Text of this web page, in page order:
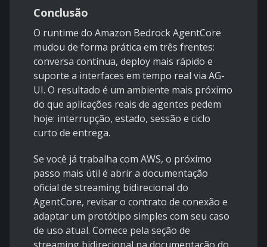
Conclusão
O runtime do Amazon Bedrock AgentCore
mudou de forma prática em três frentes:
conversa contínua, deploy mais rápido e
suporte a interfaces em tempo real via AG-
UI. O resultado é um ambiente mais próximo
do que aplicações reais de agentes pedem
hoje: interrupção, estado, sessão e ciclo
curto de entrega.
Se você já trabalha com AWS, o próximo
passo mais útil é abrir a documentação
oficial de streaming bidirecional do
AgentCore, revisar o contrato de conexão e
adaptar um protótipo simples com seu caso
de uso atual. Comece pela seção de